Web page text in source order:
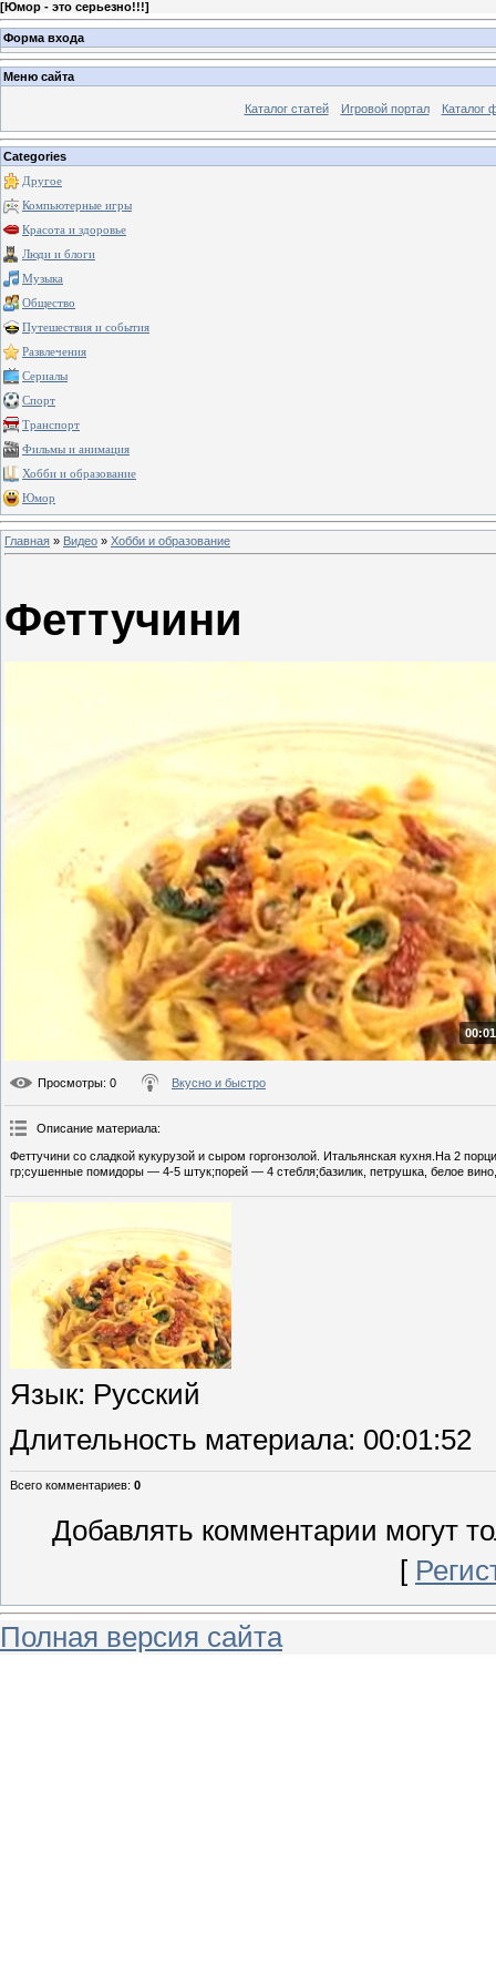
[Юмор - это серьезно!!!]
Форма входа
Меню сайта
Каталог статей Игровой портал Каталог
Categories
Другое
Компьютерные игры
Красота и здоровье
Люди и блоги
Музыка
Общество
Путешествия и события
Развлечения
Сериалы
Спорт
Транспорт
Фильмы и анимация
Хобби и образование
Юмор
Главная » Видео » Хобби и образование
Феттучини
Просмотры: 0 Вкусно и быстро
Описание материала:
Феттучини со сладкой кукурузой и сыром горгонзолой. Итальянская кухня.На 2
гр;сушенные помидоры — 4-5 штук;порей — 4 стебля;базилик, петрушка, белое
Язык: Русский
Длительность материала: 00:01:52
Всего комментариев: 0
Добавлять комментарии могут
[
Полная версия сайта